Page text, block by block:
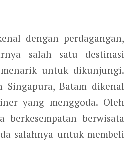
dengan perdagangan,
salah satu destinasi
untuk dikunjungi.
Singapura, Batam dikenal
yang menggoda. Oleh
berwisata
salahnya untuk membeli